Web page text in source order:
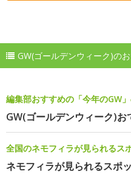
GW(ゴールデンウィーク)の
編集部おすすめの「今年のGW
GW(ゴールデンウィーク)お
全国のネモフィラが見られるス
ネモフィラが見られるスポ